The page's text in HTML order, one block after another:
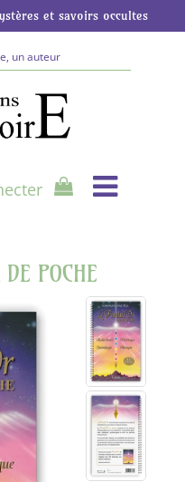
et savoirs occultes
POCHE